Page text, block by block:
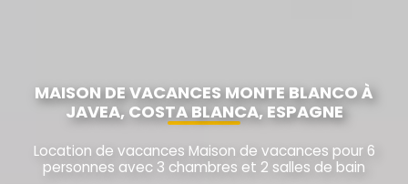
MAISON DE VACANCES MONTE BLANCO À
JAVEA, COSTA BLANCA, ESPAGNE
Location de vacances Maison de vacances pour 6
personnes avec 3 chambres et 2 salles de bain